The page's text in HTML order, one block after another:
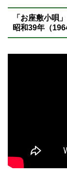
「お座敷小唄
昭和39年（